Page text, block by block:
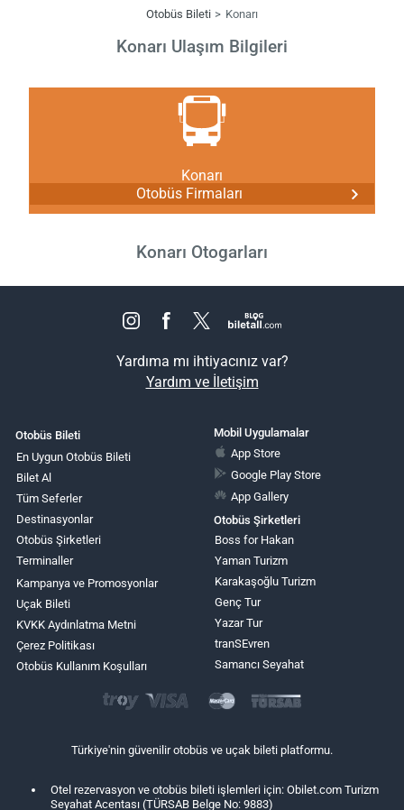
Otobüs Bileti Konarı
Konarı Ulaşım Bilgileri
Konarı
Otobüs Firmaları
Konarı Otogarları
Yardıma mı ihtiyacınız var?
Yardım ve İletişim
Otobüs Bileti
En Uygun Otobüs Bileti
Bilet Al
Tüm Seferler
Destinasyonlar
Otobüs Şirketleri
Terminaller
Kampanya ve Promosyonlar
Uçak Bileti
KVKK Aydınlatma Metni
Çerez Politikası
Otobüs Kullanım Koşulları
Mobil Uygulamalar
App Store
Google Play Store
App Gallery
Otobüs Şirketleri
Boss for Hakan
Yaman Turizm
Karakaşoğlu Turizm
Genç Tur
Yazar Tur
tranSEvren
Samancı Seyahat
Türkiye'nin güvenilir otobüs ve uçak bileti platformu.
Otel rezervasyon ve otobüs bileti işlemleri için: Obilet.com Turizm
Seyahat Acentası (TÜRSAB Belge No: 9883)